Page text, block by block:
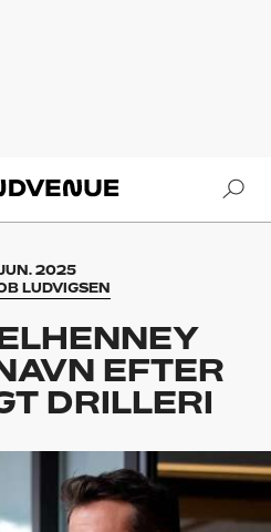
Soundvenue
2025
LUDVIGSEN
EFTER
DRILLERI